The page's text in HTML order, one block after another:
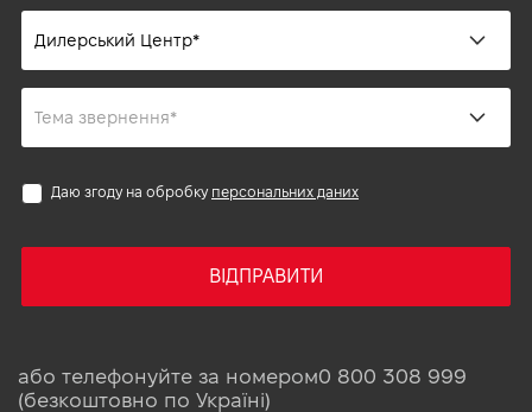
Даю згоду на обробку персональних даних
ВІДПРАВИТИ
або телефонуйте за номером0 800 308 999
(безкоштовно по Україні)